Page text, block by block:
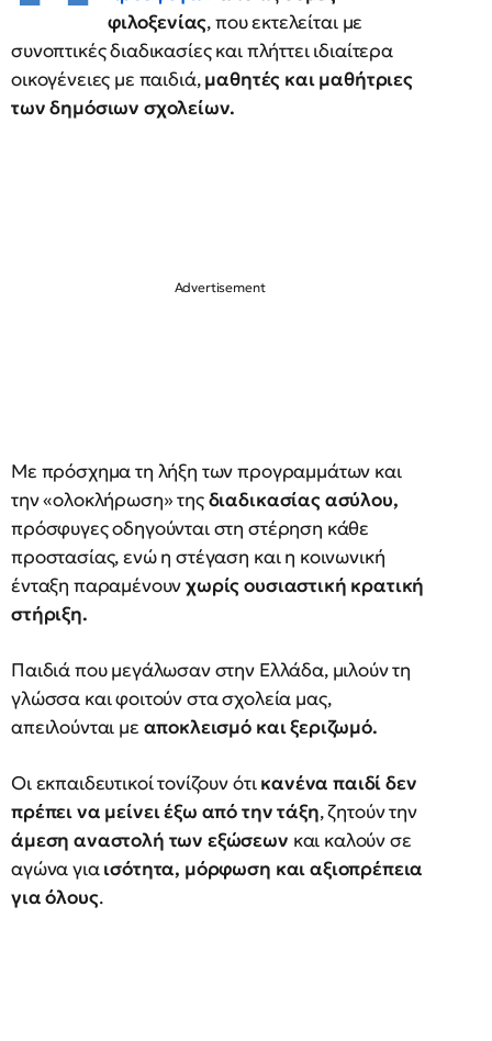
φιλοξενίας, που εκτελείται με
συνοπτικές διαδικασίες και πλήττει ιδιαίτερα
οικογένειες με παιδιά,μαθητές και μαθήτριες
των δημόσιων σχολείων.
Με πρόσχημα τη λήξη των προγραμμάτων και
την «ολοκλήρωση» τηςδιαδικασίας ασύλου,
πρόσφυγες οδηγούνται στη στέρηση κάθε
προστασίας, ενώ η στέγαση και η κοινωνική
ένταξη παραμένουνχωρίς ουσιαστική κρατική
στήριξη.
Παιδιά που μεγάλωσαν στην Ελλάδα, μιλούν τη
γλώσσα και φοιτούν στα σχολεία μας,
απειλούνται με αποκλεισμό και ξεριζωμό.
Οι εκπαιδευτικοί τονίζουν ότικανένα παιδί δεν
πρέπει να μείνει έξω από την τάξη, ζητούν την
άμεση αναστολή των εξώσεων και καλούν σε
αγώνα γιαισότητα, μόρφωση και αξιοπρέπεια
για όλους.